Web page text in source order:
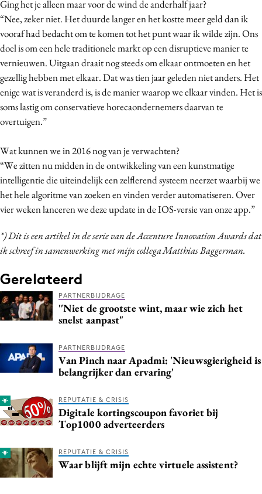
Ging het je alleen maar voor de wind de anderhalf jaar?
“Nee, zeker niet. Het duurde langer en het kostte meer geld dan ik
vooraf had bedacht om te komen tot het punt waar ik wilde zijn. Ons
doel is om een hele traditionele markt op een disruptieve manier te
vernieuwen. Uitgaan draait nog steeds om elkaar ontmoeten en het
gezellig hebben met elkaar. Dat was tien jaar geleden niet anders. Het
enige wat is veranderd is, is de manier waarop we elkaar vinden. Het is
soms lastig om conservatieve horecaondernemers daarvan te
overtuigen.”
Wat kunnen we in 2016 nog van je verwachten?
“We zitten nu midden in de ontwikkeling van een kunstmatige
intelligentie die uiteindelijk een zelflerend systeem neerzet waarbij we
het hele algoritme van zoeken en vinden verder automatiseren. Over
vier weken lanceren we deze update in de IOS-versie van onze app.”
*) Dit is een artikel in de serie van de Accenture Innovation Awards dat
ik schreef in samenwerking met mijn collega Matthias Baggerman.
Gerelateerd
PARTNERBIJDRAGE
''Niet de grootste wint, maar wie zich het
snelst aanpast"
PARTNERBIJDRAGE
Van Pinch naar Apadmi: 'Nieuwsgierigheid is
belangrijker dan ervaring'
REPUTATIE & CRISIS
Digitale kortingscoupon favoriet bij
Top1000 adverteerders
REPUTATIE & CRISIS
Waar blijft mijn echte virtuele assistent?